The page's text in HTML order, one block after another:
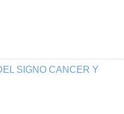
SIGNO CANCER Y